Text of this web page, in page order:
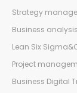
Strategy
Business analysis
Lean Six
Project
Business Digital